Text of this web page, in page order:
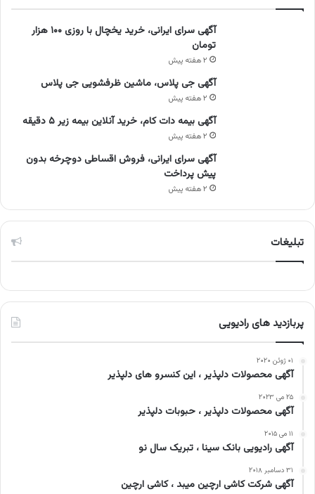
آگهی سرای ایرانی، خرید یخچال با روزی ۱۰۰ هزار
تومان
۲ هفته پیش
آگهی جی پلاس، ماشین ظرفشویی جی پلاس
۲ هفته پیش
آگهی بیمه دات کام، خرید آنلاین بیمه زیر ۵ دقیقه
۲ هفته پیش
آگهی سرای ایرانی، فروش اقساطی دوچرخه بدون
پیش پرداخت
۲ هفته پیش
تبلیغات
پربازدید های رادیویی
۰۱ ژوئن ۲۰۲۰
آگهی محصولات دلپذیر ، این کنسرو های دلپذیر
۲۵ می ۲۰۲۳
آگهی محصولات دلپذیر ، حبوبات دلپذیر
۱۱ می ۲۰۱۵
آگهی رادیویی بانک سینا ، تبریک سال نو
۳۱ دسامبر ۲۰۱۸
آگهی شرکت کاشی ارچین میبد ، کاشی ارچین